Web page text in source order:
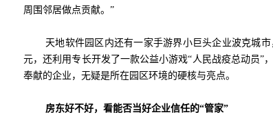
周围邻居做点贡献。”
天地软件园区内还有一家手游界小巨头企业波克城
元，还利用专长开发了一款公益小游戏“人民战疫总动员”
奉献的企业，无疑是所在园区环境的硬核与亮点。
房东好不好，看能否当好企业信任的“管家”